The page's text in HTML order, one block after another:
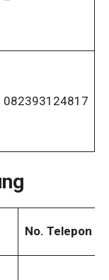
082393124817
No. Telepon